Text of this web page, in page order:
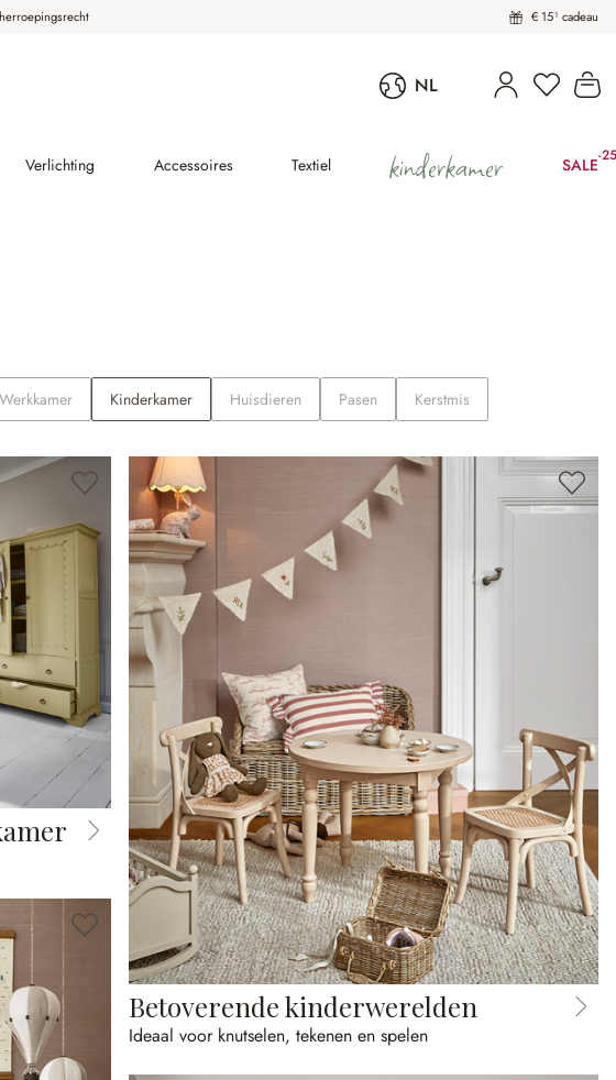
€ 15¹ cadeau
NL U heeft
Verlichting Accessoires Textiel kinderkamer SALE-
Werkkamer Kinderkamer Huisdieren Pasen Kerstmis
Betoverende kinderwerelden
Ideaal voor knutselen, tekenen en spelen